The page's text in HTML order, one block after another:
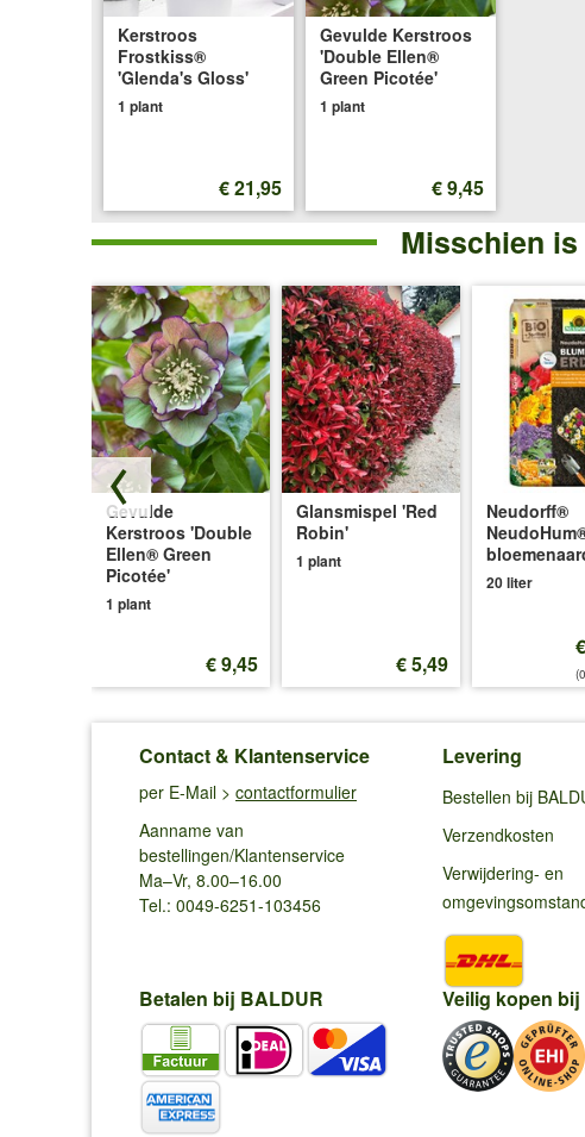
Kerstroos
Frostkiss®
'Glenda's Gloss'
1 plant
€ 21,95
Gevulde Kerstroos
'Double Ellen®
Green Picotée'
1 plant
€ 9,45
Misschien
Gevulde
Kerstroos 'Double
Ellen® Green
Picotée'
1 plant
€ 9,45
Glansmispel 'Red
Robin'
1 plant
€ 5,49
Neudorff®
20 liter
Contact & Klantenservice
per E-Mail > contactformulier
Aanname van
bestellingen/Klantenservice
Ma–Vr, 8.00–16.00
Tel.: 0049-6251-103456
Levering
Bestellen bij
Verzendkosten
Verwijdering- en
Betalen bij BALDUR Veilig kopen